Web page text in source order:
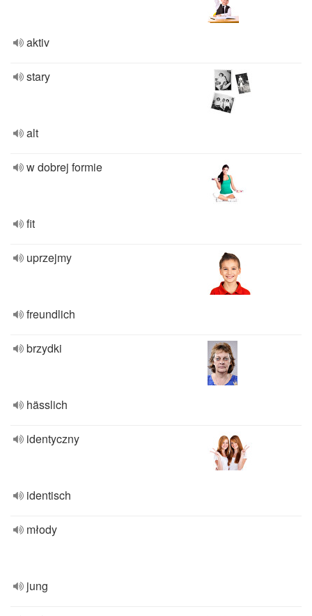
aktiv
stary
alt
w dobrej formie
fit
uprzejmy
freundlich
brzydki
hässlich
identyczny
identisch
młody
jung